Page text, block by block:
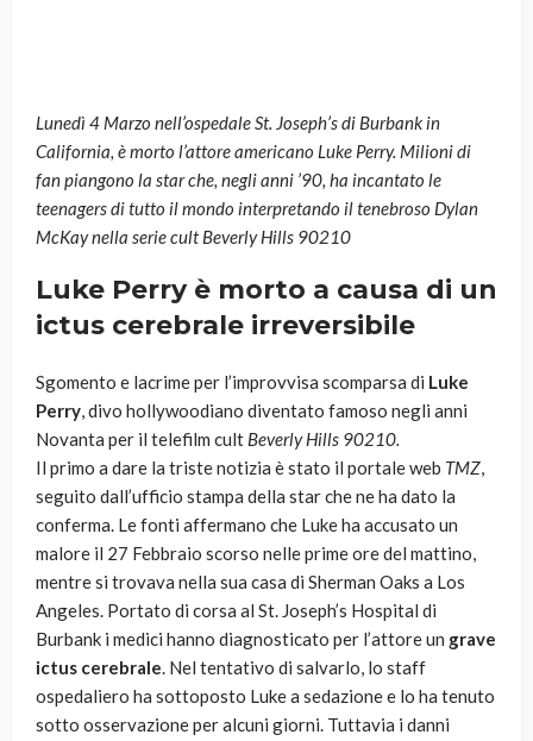
Lunedì 4 Marzo nell’ospedale St. Joseph’s di Burbank in
California, è morto l’attore americano Luke Perry. Milioni di
fan piangono la star che, negli anni ’90, ha incantato le
teenagers di tutto il mondo interpretando il tenebroso Dylan
McKay nella serie cult Beverly Hills 90210
Luke Perry è morto a causa di un
ictus cerebrale irreversibile
Sgomento e lacrime per l’improvvisa scomparsa di Luke
Perry, divo hollywoodiano diventato famoso negli anni
Novanta per il telefilm cult Beverly Hills 90210.
Il primo a dare la triste notizia è stato il portale web TMZ,
seguito dall’ufficio stampa della star che ne ha dato la
conferma. Le fonti affermano che Luke ha accusato un
malore il 27 Febbraio scorso nelle prime ore del mattino,
mentre si trovava nella sua casa di Sherman Oaks a Los
Angeles. Portato di corsa al St. Joseph’s Hospital di
Burbank i medici hanno diagnosticato per l’attore un grave
ictus cerebrale. Nel tentativo di salvarlo, lo staff
ospedaliero ha sottoposto Luke a sedazione e lo ha tenuto
sotto osservazione per alcuni giorni. Tuttavia i danni